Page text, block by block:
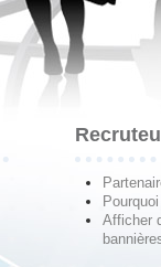
Afficher